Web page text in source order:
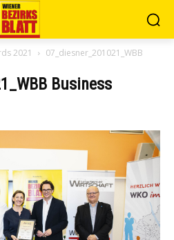
2021
07_diesner_201021_WBB
Business